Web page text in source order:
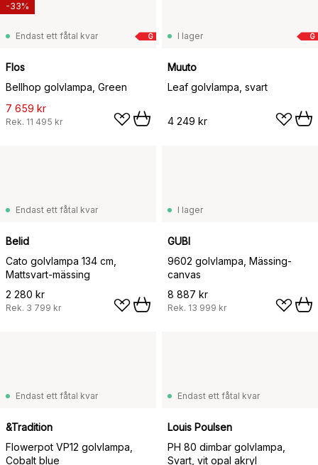
G
Endast ett fåtal kvar
Flos
Bellhop golvlampa, Green
7 659 kr
Rek. 11 495 kr
-33%
G
I lager
Muuto
Leaf golvlampa, svart
4 249 kr
Endast ett fåtal kvar
Belid
Cato golvlampa 134 cm,
Mattsvart-mässing
2 280 kr
Rek. 3 799 kr
I lager
GUBI
9602 golvlampa, Mässing-
canvas
8 887 kr
Rek. 13 999 kr
Endast ett fåtal kvar
&Tradition
Flowerpot VP12 golvlampa,
Cobalt blue
Endast ett fåtal kvar
Louis Poulsen
PH 80 dimbar golvlampa,
Svart, vit opal akryl